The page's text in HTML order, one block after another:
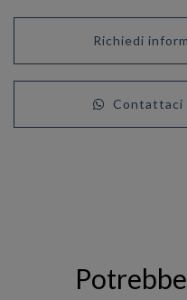
Richiedi
Contattaci